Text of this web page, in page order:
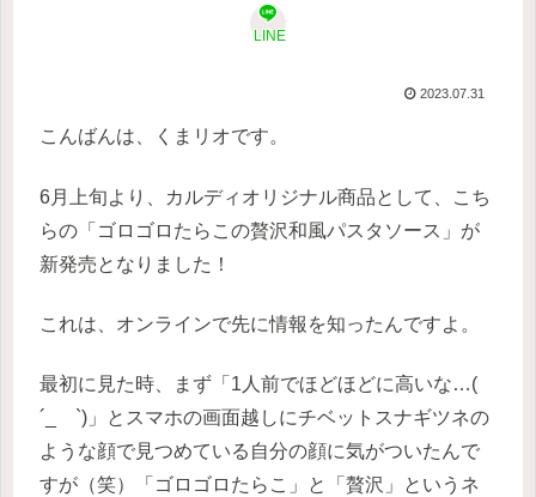
LINE
2023.07.31
こんばんは、くまリオです。
6月上旬より、カルディオリジナル商品として、こち
らの「ゴロゴロたらこの贅沢和風パスタソース」が
新発売となりました！
これは、オンラインで先に情報を知ったんですよ。
最初に見た時、まず「1人前でほどほどに高いな…(
´_ゝ`)」とスマホの画面越しにチベットスナギツネの
ような顔で見つめている自分の顔に気がついたんで
すが（笑）「ゴロゴロたらこ」と「贅沢」というネ